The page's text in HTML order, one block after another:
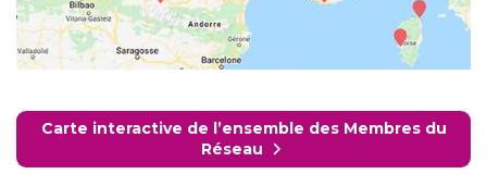
Carte interactive de l’ensemble des Membres du
Réseau